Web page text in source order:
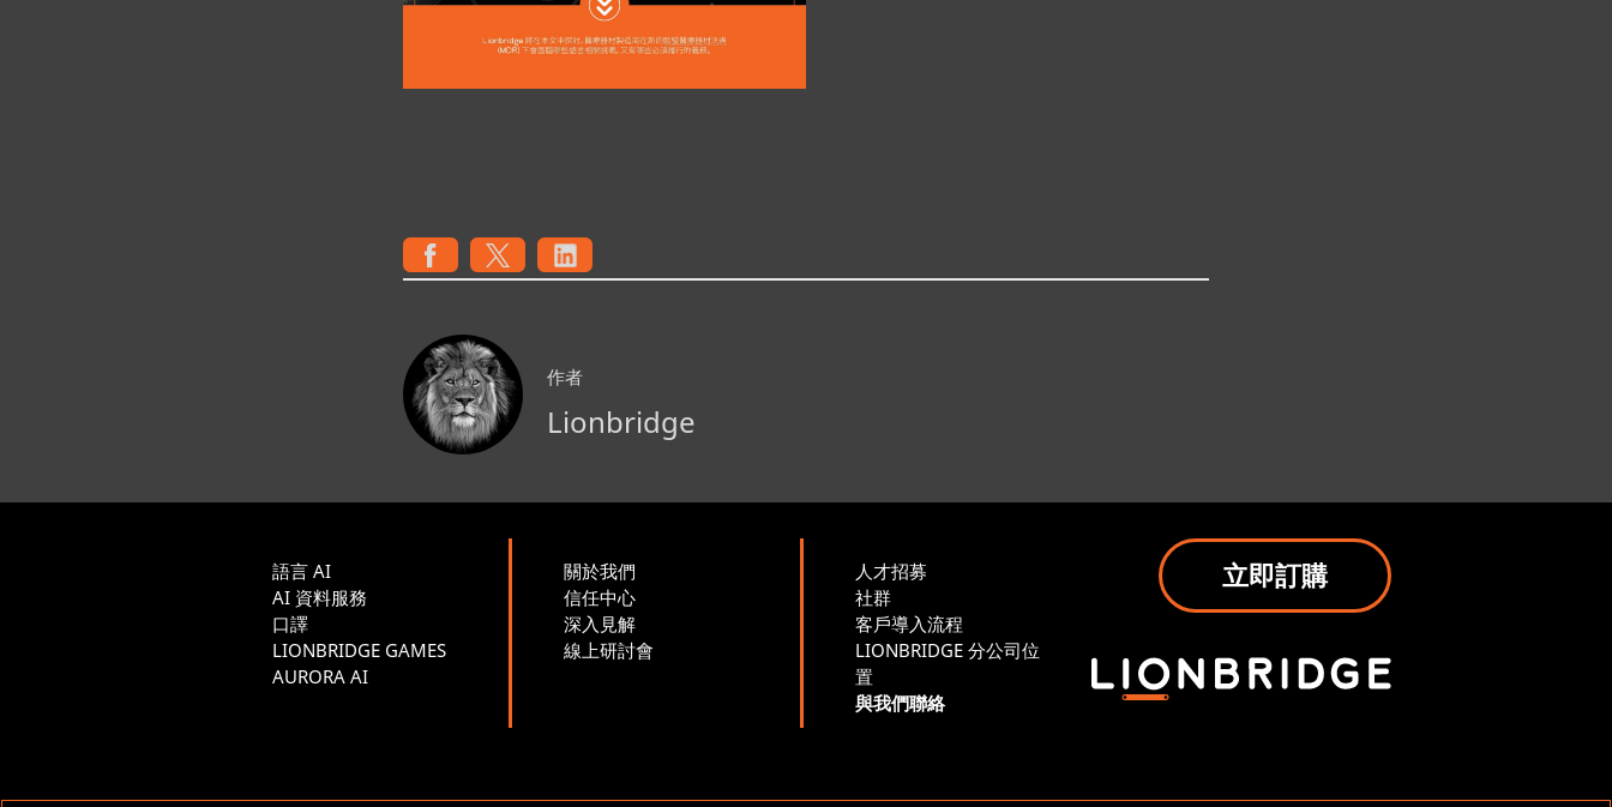
作者
Lionbridge
語言 AI
AI 資料服務
口譯
LIONBRIDGE GAMES
AURORA AI
關於我們
信任中心
深入見解
線上研討會
人才招募
社群
客戶導入流程
LIONBRIDGE 分公司位
置
與我們聯絡
立即訂購